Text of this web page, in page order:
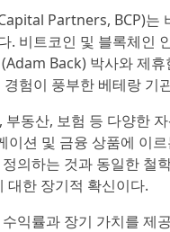
Partners, BCP)는
. 비트코인 및 블록체인
Back) 박사와 제휴
험이 풍부한 베테랑 기
동산, 보험 등 다양한
션 및 금융 상품에 이
의하는 것과 동일한 철
대한 장기적 확신이다.
익률과 장기 가치를 제